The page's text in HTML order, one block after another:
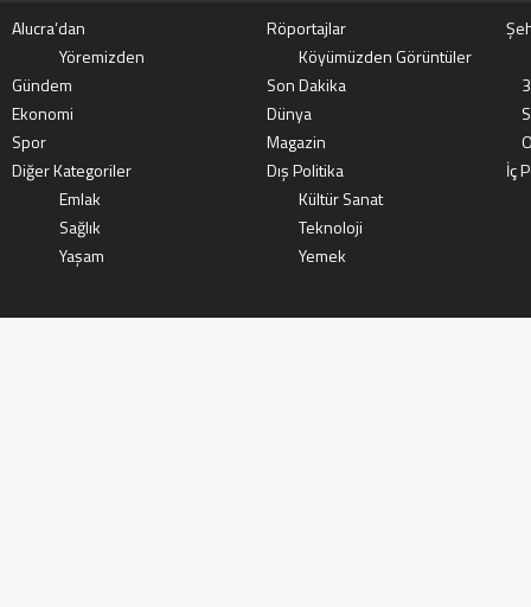
Alucra’dan Röportajlar
Yöremizden
Köyümüzden Görüntüler
Gündem
Son Dakika
Ekonomi
Dünya
Spor
Magazin
Diğer Kategoriler
Dış Politika
İç
Emlak
Kültür Sanat
Sağlık
Teknoloji
Yaşam
Yemek